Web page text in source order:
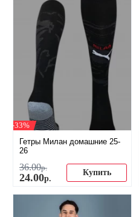
-33%
Гетры Милан домашние 25-
26
36.00р.
24.00р.
Купить